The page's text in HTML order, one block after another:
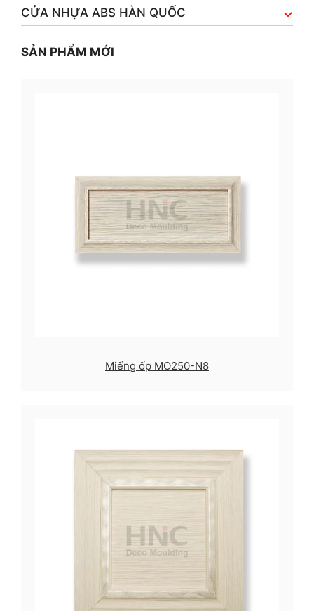
CỬA NHỰA ABS HÀN QUỐC
SẢN PHẨM MỚI
Miếng ốp MO250-N8